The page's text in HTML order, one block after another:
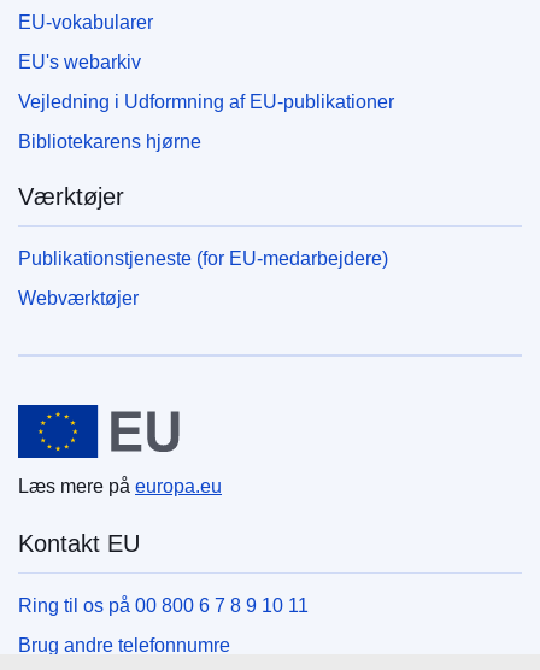
EU-vokabularer
EU's webarkiv
Vejledning i Udformning af EU-publikationer
Bibliotekarens hjørne
Værktøjer
Publikationstjeneste (for EU-medarbejdere)
Webværktøjer
Den Europæiske Union
Læs mere på europa.eu
Kontakt EU
Ring til os på 00 800 6 7 8 9 10 11
Brug andre telefonnumre